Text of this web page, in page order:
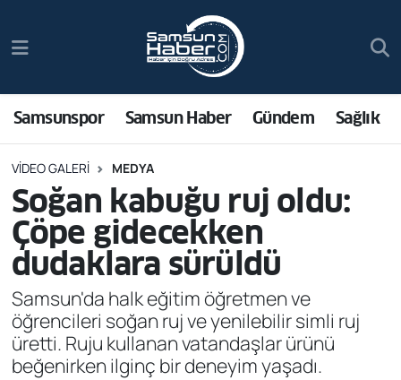
Samsunspor Samsun Haber Gündem Sağlık
VIDEO GALERI MEDYA
Soğan kabuğu ruj oldu:
Çöpe gidecekken
dudaklara sürüldü
Samsun'da halk eğitim öğretmen ve
öğrencileri soğan ruj ve yenilebilir simli ruj
üretti. Ruju kullanan vatandaşlar ürünü
beğenirken ilginç bir deneyim yaşadı.
Samsun Haber
Sağlık
Asayiş
Bilim ve Teknoloji
Bölge
Dünya
Trafik Durumu
Süper Lig Puan Durumu ve Fikstür
Tüm Manşetler
Son Dakika Haberleri
Haber Arşivi